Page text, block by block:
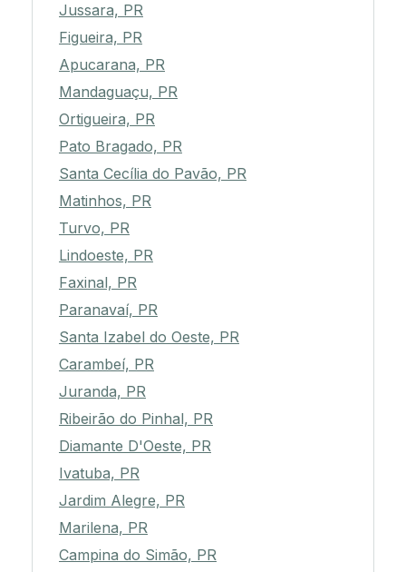
Jussara, PR
Figueira, PR
Apucarana, PR
Mandaguaçu, PR
Ortigueira, PR
Pato Bragado, PR
Santa Cecília do Pavão, PR
Matinhos, PR
Turvo, PR
Lindoeste, PR
Faxinal, PR
Paranavaí, PR
Santa Izabel do Oeste, PR
Carambeí, PR
Juranda, PR
Ribeirão do Pinhal, PR
Diamante D'Oeste, PR
Ivatuba, PR
Jardim Alegre, PR
Marilena, PR
Campina do Simão, PR